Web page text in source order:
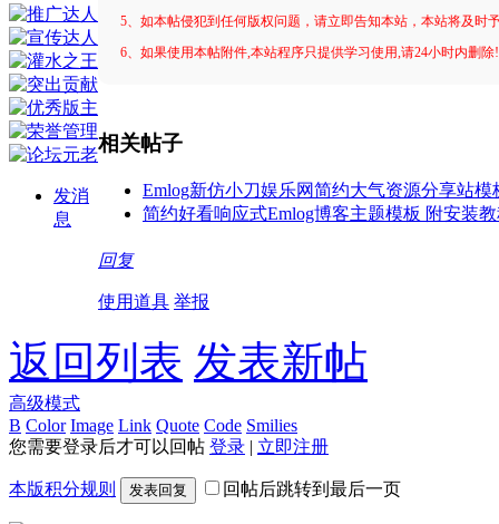
发消
息
5、如本帖侵犯到任何版权问题，请立即告知本站，本站将及时
6、如果使用本帖附件,本站程序只提供学习使用,请24小时内删
相关帖子
Emlog新仿小刀娱乐网简约大气资源分享站模
简约好看响应式Emlog博客主题模板 附安装
回复
使用道具 举报
返回列表 发表新帖
高级模式
B Color Image Link Quote Code Smilies
您需要登录后才可以回帖 登录 | 立即注册
本版积分规则 发表回复 回帖后跳转到最后一页